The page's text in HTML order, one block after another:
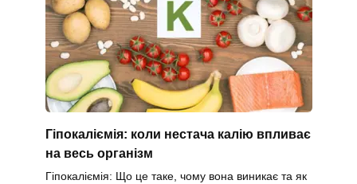
Гіпокаліємія: коли нестача калію впливає
на весь організм
Гіпокаліємія: Що це таке, чому вона виникає та як